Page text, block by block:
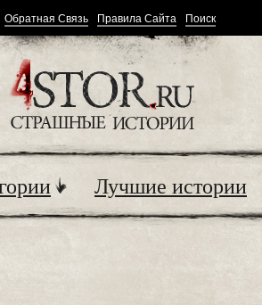
Обратная Связь Правила Сайта Поиск
Лучшие истории